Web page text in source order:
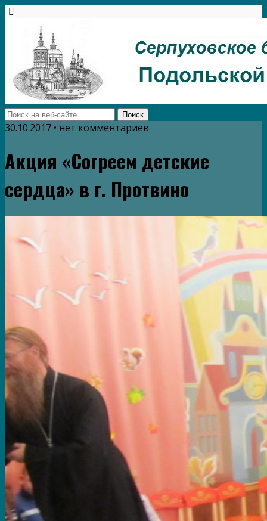
30.10.2017 • нет комментариев
Акция «Согреем детские
сердца» в г. Протвино